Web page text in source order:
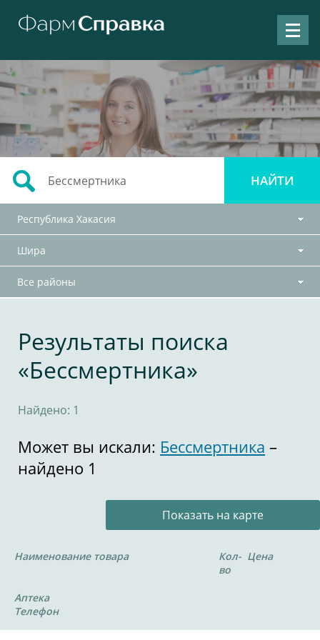
Республика Хакасия
Шира
Все районы
Результаты поиска
«Бессмертника»
Найдено: 1
Может вы искали: Бессмертника –
найдено 1
Показать на карте
Наименование товара
Кол-
во
Цена
Аптека
Телефон